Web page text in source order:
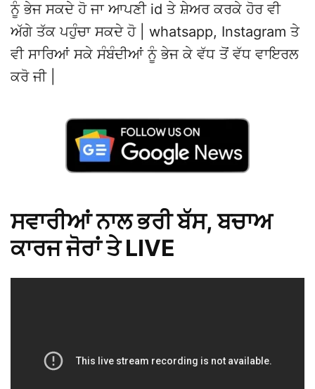
ਨੂੰ ਭੇਜ ਸਕਦੇ ਹੋ ਜਾ ਆਪਣੀ id ਤੇ ਸ਼ੇਅਰ ਕਰਕੇ ਹੋਰ ਵੀ
ਅੱਗੇ ਤੱਕ ਪਹੁੰਚਾ ਸਕਦੇ ਹੋ | whatsapp, Instagram ਤੇ
ਵੀ ਸਾਰਿਆਂ ਸਕੇ ਸੰਬੰਦੀਆਂ ਨੂੰ ਭੇਜ ਕੇ ਵੱਧ ਤੋਂ ਵੱਧ ਵਾਇਰਲ
ਕਰੋ ਜੀ |
ਸਵਾਰੀਆਂ ਨਾਲ ਭਰੀ ਬੱਸ, ਬਚਾਅ
ਕਾਰਜ ਜੋਰਾਂ ਤੇ LIVE